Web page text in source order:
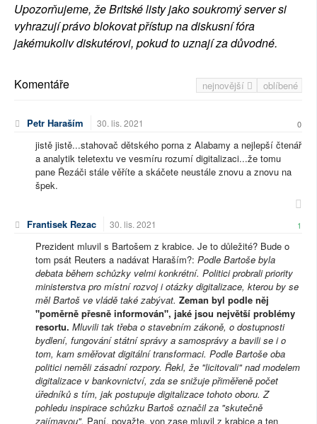
Upozorňujeme, že Britské listy jako soukromý server si
vyhrazují právo blokovat přístup na diskusní fóra
jakémukoliv diskutérovi, pokud to uznají za důvodné.
nejnovější oblíbené
Komentáře
Petr Haraším 30. lis. 2021 0
jistě jistě...stahovač dětského porna z Alabamy a nejlepší čtenář
a analytik teletextu ve vesmíru rozumí digitalizaci...že tomu
pane Řezáči stále věříte a skáčete neustále znovu a znovu na
špek.
Frantisek Rezac 30. lis. 2021 1
Prezident mluvil s Bartošem z krabice. Je to důležité? Bude o
tom psát Reuters a nadávat Haraším?: Podle Bartoše byla
debata během schůzky velmi konkrétní. Politici probrali priority
ministerstva pro místní rozvoj i otázky digitalizace, kterou by se
měl Bartoš ve vládě také zabývat. Zeman byl podle něj
"poměrně přesně informován", jaké jsou největší problémy
resortu. Mluvili tak třeba o stavebním zákoně, o dostupnosti
bydlení, fungování státní správy a samosprávy a bavili se i o
tom, kam směřovat digitální transformaci. Podle Bartoše oba
politici neměli zásadní rozpory. Řekl, že "licitovali" nad modelem
digitalizace v bankovnictví, zda se snižuje přiměřeně počet
úředníků s tím, jak postupuje digitalizace tohoto oboru.Z
pohledu inspirace schůzku Bartoš označil za "skutečně
zajímavou". Paní, považte, von zase mluvil z krabice a ten